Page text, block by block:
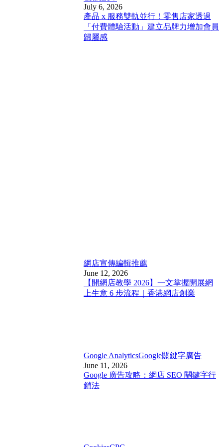
July 6, 2026
產品 x 服務雙軌並行！零售店家透過
「付費體驗活動」建立品牌力增加會員
歸屬感
網店宣傳編輯推薦
June 12, 2026
【開網店教學 2026】一文掌握開展網
上生意 6 步流程｜香港網店創業
Google AnalyticsGoogle關鍵字廣告
June 11, 2026
Google 廣告攻略：網店 SEO 關鍵字行
銷法